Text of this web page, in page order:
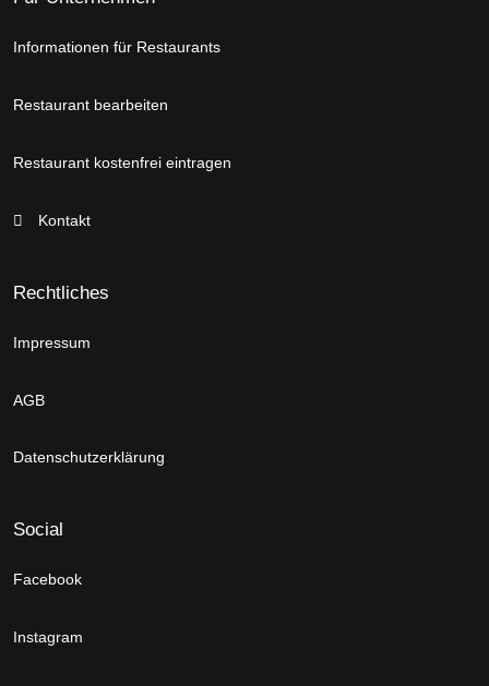
Informationen für Restaurants
Restaurant bearbeiten
Restaurant kostenfrei eintragen
Kontakt
Rechtliches
Impressum
AGB
Datenschutzerklärung
Social
Facebook
Instagram